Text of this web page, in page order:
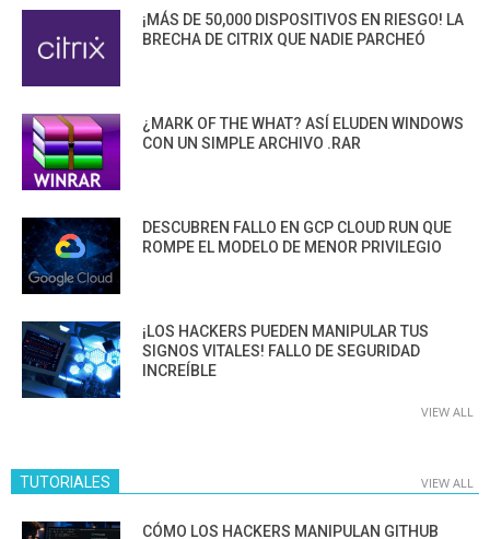
¡MÁS DE 50,000 DISPOSITIVOS EN RIESGO! LA
BRECHA DE CITRIX QUE NADIE PARCHEÓ
¿MARK OF THE WHAT? ASÍ ELUDEN WINDOWS
CON UN SIMPLE ARCHIVO .RAR
DESCUBREN FALLO EN GCP CLOUD RUN QUE
ROMPE EL MODELO DE MENOR PRIVILEGIO
¡LOS HACKERS PUEDEN MANIPULAR TUS
SIGNOS VITALES! FALLO DE SEGURIDAD
INCREÍBLE
VIEW ALL
TUTORIALES VIEW ALL
CÓMO LOS HACKERS MANIPULAN GITHUB